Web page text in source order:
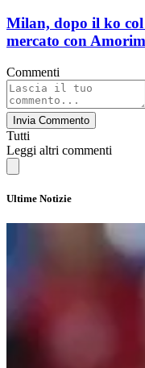
Milan, dopo il ko col
mercato con
Commenti
Invia Commento
Tutti
Leggi altri commenti
Ultime Notizie